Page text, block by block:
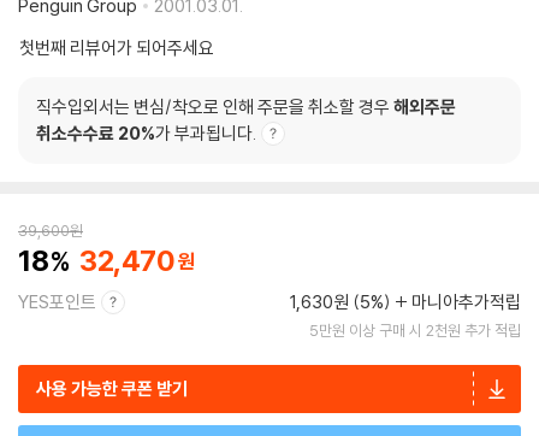
Penguin Group
2001.03.01.
첫번째 리뷰어가 되어주세요
직수입외서는 변심/착오로 인해 주문을 취소할 경우 해외주문
취소수수료 20%가 부과됩니다.
39,600원
18 32,470
YES포인트 1,630원 (5%) 마니아추가적립
5만원 이상 구매 시 2천원 추가 적립
사용 가능한 쿠폰 받기